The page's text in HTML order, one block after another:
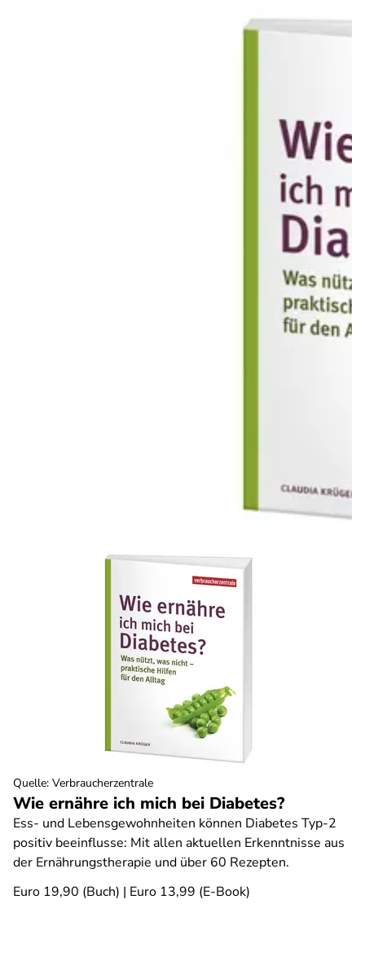
Wie ernähre ich mich bei Diabetes?
Ess- und Lebensgewohnheiten können Diabetes Typ-2
positiv beeinflusse: Mit allen aktuellen Erkenntnisse aus
der Ernährungstherapie und über 60 Rezepten.
Euro 19,90 (Buch) | Euro 13,99 (E-Book)
Quelle: Verbraucherzentrale